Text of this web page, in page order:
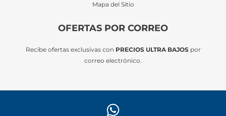
Mapa del Sitio
OFERTAS POR CORREO
Recibe ofertas exclusivas con PRECIOS ULTRA BAJOSpor
correo electrónico.